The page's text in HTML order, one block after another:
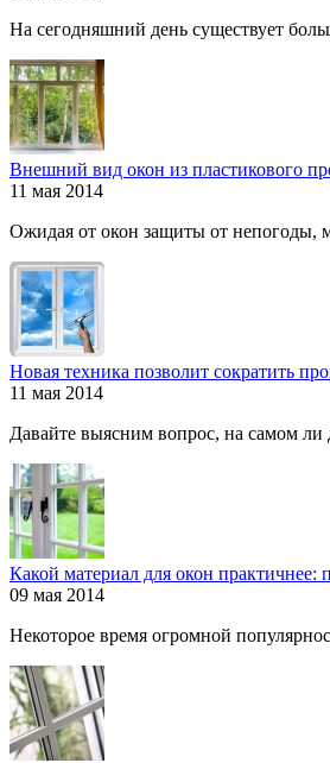
На сегодняшний день существует
Внешний вид окон из пластикового
11 мая 2014
Ожидая от окон защиты от непогоды,
Новая техника позволит сократить
11 мая 2014
Давайте выясним вопрос, на самом ли
Какой материал для окон практичнее:
09 мая 2014
Некоторое время огромной